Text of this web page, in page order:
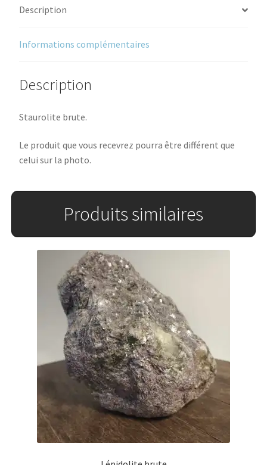
Description
Informations complémentaires
Description
Staurolite brute.
Le produit que vous recevrez pourra être différent que
celui sur la photo.
Produits similaires